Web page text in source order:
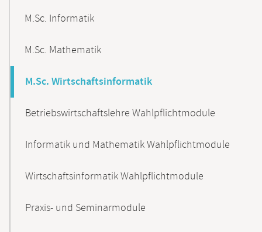
M.Sc. Informatik
M.Sc. Mathematik
M.Sc. Wirtschaftsinformatik
Betriebswirtschaftslehre Wahlpflichtmodule
Informatik und Mathematik Wahlpflichtmodule
Wirtschaftsinformatik Wahlpflichtmodule
Praxis- und Seminarmodule